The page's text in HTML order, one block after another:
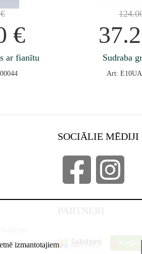
€
€
ar fianītu Sudraba
Art:
SOCIĀLIE MĒDIJI
PARTNERI
izmantotajiem